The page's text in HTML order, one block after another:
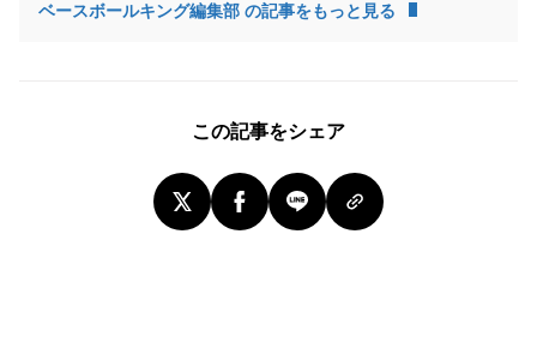
ベースボールキング編集部 の記事をもっと見る
この記事をシェア